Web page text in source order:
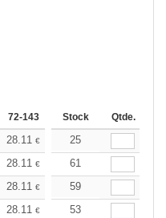
72-143 144-287 288 +
Stock Qtde.
28.11 € 26.70€
25
28.11 € 26.70€
61
28.11 € 26.70€
59
28.11 € 26.70€
53